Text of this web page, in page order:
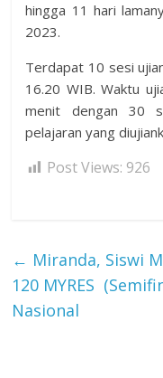
hingga 11 hari
2023.
Terdapat 10 sesi
16.20 WIB. Waktu
menit dengan 30
pelajaran yang
Post Views: 926
← Miranda, Siswi
120 MYRES
Nasional